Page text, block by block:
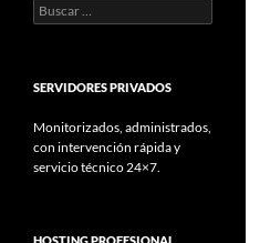
contenido
Buscar:
SERVIDORES PRIVADOS
Monitorizados, administrados,
con intervención rápida y
servicio técnico 24×7.